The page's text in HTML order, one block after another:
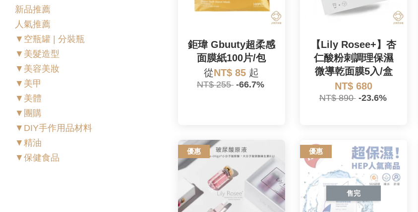
新品推薦
人氣推薦
▼空瓶罐 | 分裝瓶
▼美髮造型
▼美容美妝
▼美甲
▼美體
▼團購
▼DIY手作用品材料
▼精油
▼保健食品
鉅瑋 Gbuuty超柔感
面膜紙100片/包
從NT$ 85 起
NT$ 255 -66.7%
【Lily Rosee+】杏
仁酸粉刺調理保濕
微導乾面膜5入/盒
NT$ 680
NT$ 890 -23.6%
優惠 優惠
售完